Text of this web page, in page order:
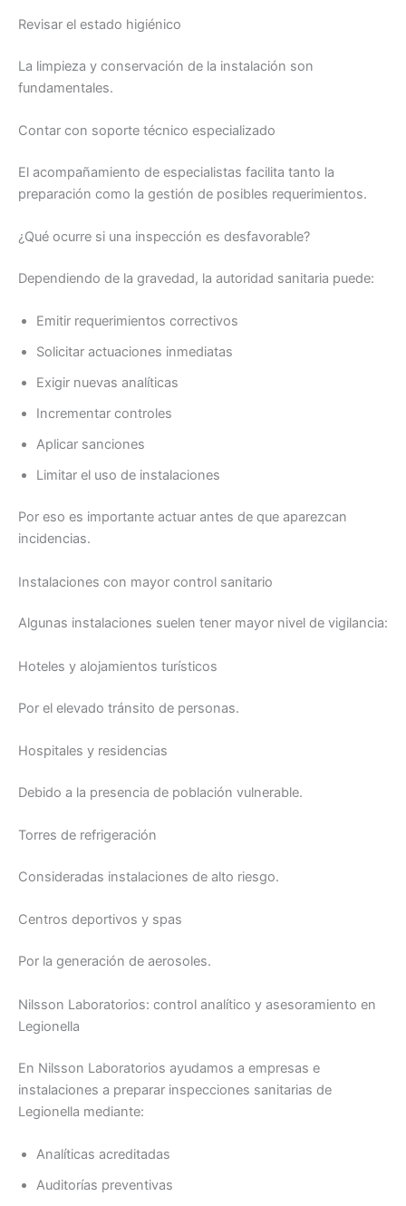
Revisar el estado higiénico
La limpieza y conservación de la instalación son
fundamentales.
Contar con soporte técnico especializado
El acompañamiento de especialistas facilita tanto la
preparación como la gestión de posibles requerimientos.
¿Qué ocurre si una inspección es desfavorable?
Dependiendo de la gravedad, la autoridad sanitaria puede:
Emitir requerimientos correctivos
Solicitar actuaciones inmediatas
Exigir nuevas analíticas
Incrementar controles
Aplicar sanciones
Limitar el uso de instalaciones
Por eso es importante actuar antes de que aparezcan
incidencias.
Instalaciones con mayor control sanitario
Algunas instalaciones suelen tener mayor nivel de vigilancia:
Hoteles y alojamientos turísticos
Por el elevado tránsito de personas.
Hospitales y residencias
Debido a la presencia de población vulnerable.
Torres de refrigeración
Consideradas instalaciones de alto riesgo.
Centros deportivos y spas
Por la generación de aerosoles.
Nilsson Laboratorios: control analítico y asesoramiento en
Legionella
En Nilsson Laboratorios ayudamos a empresas e
instalaciones a preparar inspecciones sanitarias de
Legionella mediante:
Analíticas acreditadas
Auditorías preventivas